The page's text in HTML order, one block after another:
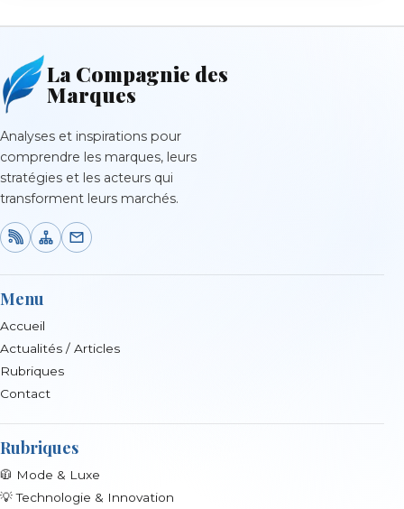
La Compagnie des
Marques
Analyses et inspirations pour
comprendre les marques, leurs
stratégies et les acteurs qui
transforment leurs marchés.
Menu
Accueil
Actualités / Articles
Rubriques
Contact
Rubriques
🧥 Mode & Luxe
💡 Technologie & Innovation